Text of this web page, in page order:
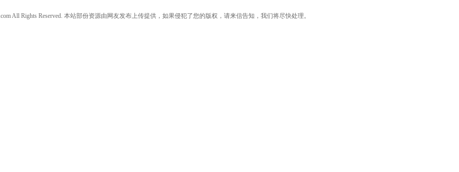
All Rights Reserved. 本站部份资源由网友发布上传提供，如果侵犯了您的版权，请来信告知，我们将尽快处理。